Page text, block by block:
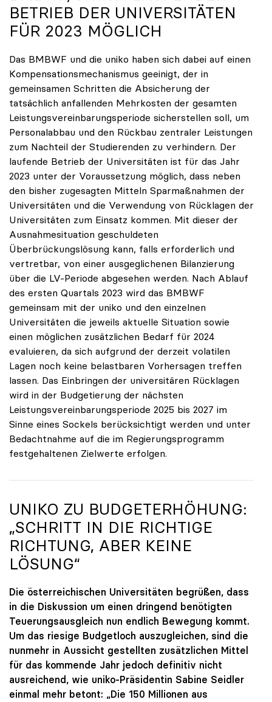
BETRIEB DER UNIVERSITÄTEN
FÜR 2023 MÖGLICH
Das BMBWF und die uniko haben sich dabei auf einen
Kompensationsmechanismus geeinigt, der in
gemeinsamen Schritten die Absicherung der
tatsächlich anfallenden Mehrkosten der gesamten
Leistungsvereinbarungsperiode sicherstellen soll, um
Personalabbau und den Rückbau zentraler Leistungen
zum Nachteil der Studierenden zu verhindern. Der
laufende Betrieb der Universitäten ist für das Jahr
2023 unter der Voraussetzung möglich, dass neben
den bisher zugesagten Mitteln Sparmaßnahmen der
Universitäten und die Verwendung von Rücklagen der
Universitäten zum Einsatz kommen. Mit dieser der
Ausnahmesituation geschuldeten
Überbrückungslösung kann, falls erforderlich und
vertretbar, von einer ausgeglichenen Bilanzierung
über die LV-Periode abgesehen werden. Nach Ablauf
des ersten Quartals 2023 wird das BMBWF
gemeinsam mit der uniko und den einzelnen
Universitäten die jeweils aktuelle Situation sowie
einen möglichen zusätzlichen Bedarf für 2024
evaluieren, da sich aufgrund der derzeit volatilen
Lagen noch keine belastbaren Vorhersagen treffen
lassen. Das Einbringen der universitären Rücklagen
wird in der Budgetierung der nächsten
Leistungsvereinbarungsperiode 2025 bis 2027 im
Sinne eines Sockels berücksichtigt werden und unter
Bedachtnahme auf die im Regierungsprogramm
festgehaltenen Zielwerte erfolgen.
UNIKO ZU BUDGETERHÖHUNG:
„SCHRITT IN DIE RICHTIGE
RICHTUNG, ABER KEINE
LÖSUNG“
Die österreichischen Universitäten begrüßen, dass
in die Diskussion um einen dringend benötigten
Teuerungsausgleich nun endlich Bewegung kommt.
Um das riesige Budgetloch auszugleichen, sind die
nunmehr in Aussicht gestellten zusätzlichen Mittel
für das kommende Jahr jedoch definitiv nicht
ausreichend, wie uniko-Präsidentin Sabine Seidler
einmal mehr betont: „Die 150 Millionen aus